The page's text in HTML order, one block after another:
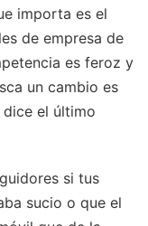
importa es el
de empresa de
es feroz y
un cambio es
el último
si tus
sucio o que el